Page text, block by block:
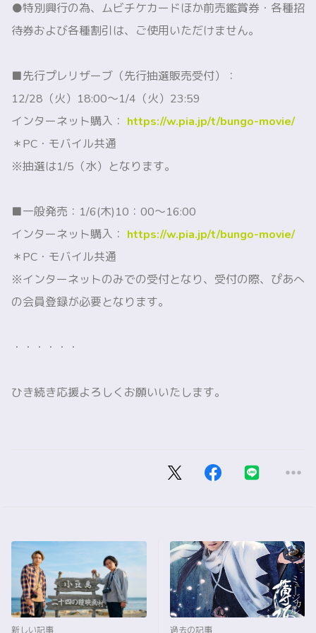
●特別興行の為、ムビチケカードほか前売鑑賞券・各種招
待券および各種割引は、ご使用いただけません。
■先行プレリザーブ（先行抽選販売受付）：
12/28（火）18:00〜1/4（火）23:59
インターネット購入： https://w.pia.jp/t/bungo-movie/
＊PC・モバイル共通
※抽選は1/5（水）となります。
■一般発売：1/6(木)10：00〜16:00
インターネット購入： https://w.pia.jp/t/bungo-movie/
＊PC・モバイル共通
※インターネットのみでの受付となり、受付の際、ぴあへ
の会員登録が必要となります。
・・・・・・
ひき続き応援よろしくお願いいたします。
新しい記事 過去の記事